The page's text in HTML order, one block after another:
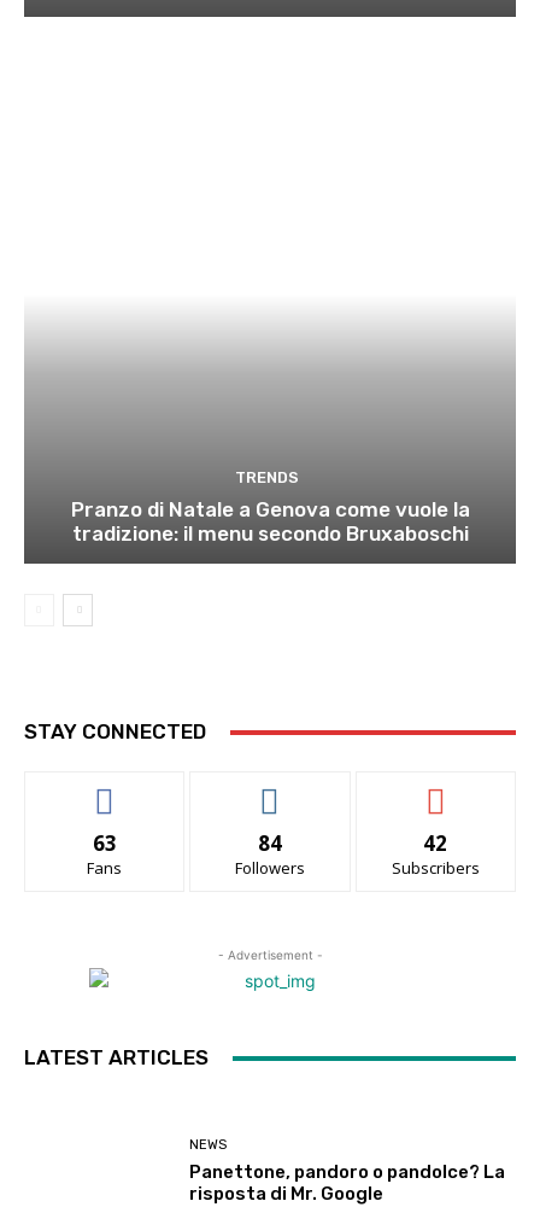
TRENDS
Pranzo di Natale a Genova come vuole la
tradizione: il menu secondo Bruxaboschi
STAY CONNECTED
63
Fans
84
Followers
42
Subscribers
- Advertisement -
LATEST ARTICLES
NEWS
Panettone, pandoro o pandolce? La
risposta di Mr. Google